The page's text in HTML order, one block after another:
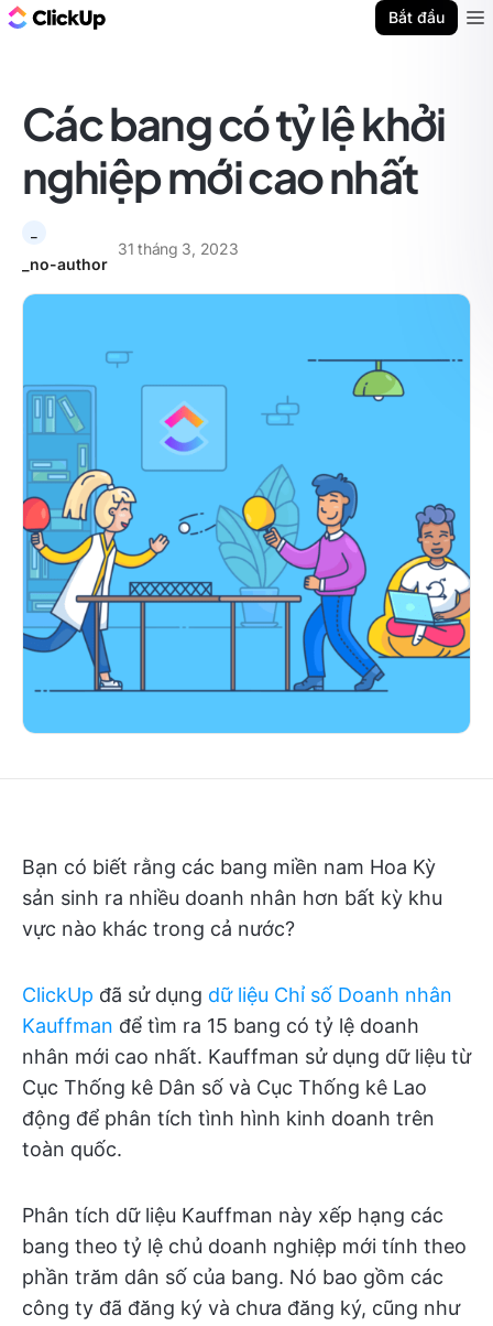
Bắt đầu
Các bang có tỷ lệ khởi
nghiệp mới cao nhất
_no-author
31 tháng 3, 2023
Bạn có biết rằng các bang miền nam Hoa Kỳ
sản sinh ra nhiều doanh nhân hơn bất kỳ khu
vực nào khác trong cả nước?
ClickUp đã sử dụng dữ liệu Chỉ số Doanh nhân
Kauffman để tìm ra 15 bang có tỷ lệ doanh
nhân mới cao nhất. Kauffman sử dụng dữ liệu từ
Cục Thống kê Dân số và Cục Thống kê Lao
động để phân tích tình hình kinh doanh trên
toàn quốc.
Phân tích dữ liệu Kauffman này xếp hạng các
bang theo tỷ lệ chủ doanh nghiệp mới tính theo
phần trăm dân số của bang. Nó bao gồm các
công ty đã đăng ký và chưa đăng ký, cũng như